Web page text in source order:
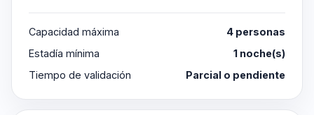
Capacidad máxima
4 personas
Estadía mínima
1 noche(s)
Tiempo de validación
Parcial o pendiente